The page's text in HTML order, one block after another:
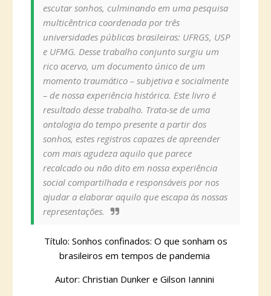
escutar sonhos, culminando em uma pesquisa
multicêntrica coordenada por três
universidades públicas brasileiras: UFRGS, USP
e UFMG. Desse trabalho conjunto surgiu um
rico acervo, um documento único de um
momento traumático – subjetiva e socialmente
– de nossa experiência histórica. Este livro é
resultado desse trabalho. Trata-se de uma
ontologia do tempo presente a partir dos
sonhos, estes registros capazes de apreender
com mais agudeza aquilo que parece
recalcado ou não dito em nossa experiência
social compartilhada e responsáveis por nos
ajudar a elaborar aquilo que escapa às nossas
representações.
Título: Sonhos confinados: O que sonham os
brasileiros em tempos de pandemia
Autor: Christian Dunker e Gilson Iannini